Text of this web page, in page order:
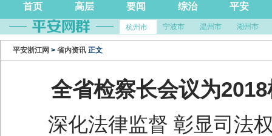
首页 高层 要闻 综治 平安
杭州市 宁波市 温州市 湖州市
平安浙江网 > 省内资讯 正文
全省检察长会议为
深化法律监督 彰显司法